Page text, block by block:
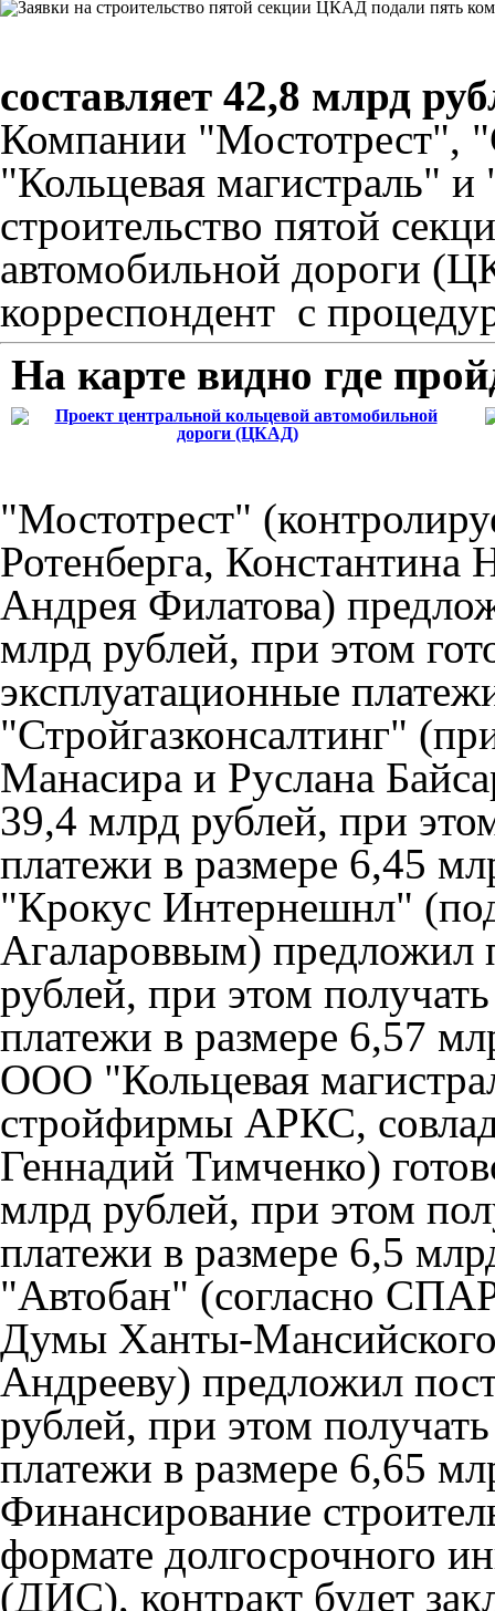
составляет 42,8 млрд
Компании "Мостотрест",
"Кольцевая магистраль"
строительство пятой
автомобильной дороги
корреспондент с
На карте видно где
"Мостотрест"
Ротенберга,
Андрея Филатова)
млрд рублей, при этом
эксплуатационные
"Стройгазконсалтинг"
Манасира и Руслана
39,4 млрд рублей, при
платежи в размере 6,45
"Крокус Интернешнл"
Агалароввым) предложил
рублей, при этом
платежи в размере 6,57
ООО "Кольцевая
стройфирмы АРКС,
Геннадий Тимченко)
млрд рублей, при этом
платежи в размере 6,5
"Автобан" (согласно
Думы Ханты-Мансийского
Андрееву) предложил
рублей, при этом
платежи в размере 6,65
Финансирование
формате долгосрочного
(ДИС), контракт будет